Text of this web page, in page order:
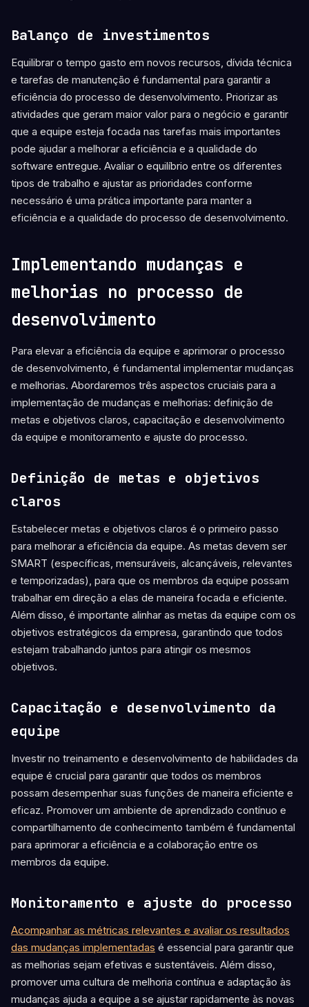
Balanço de investimentos
Equilibrar o tempo gasto em novos recursos, dívida técnica
e tarefas de manutenção é fundamental para garantir a
eficiência do processo de desenvolvimento. Priorizar as
atividades que geram maior valor para o negócio e garantir
que a equipe esteja focada nas tarefas mais importantes
pode ajudar a melhorar a eficiência e a qualidade do
software entregue. Avaliar o equilíbrio entre os diferentes
tipos de trabalho e ajustar as prioridades conforme
necessário é uma prática importante para manter a
eficiência e a qualidade do processo de desenvolvimento.
Implementando mudanças e
melhorias no processo de
desenvolvimento
Para elevar a eficiência da equipe e aprimorar o processo
de desenvolvimento, é fundamental implementar mudanças
e melhorias. Abordaremos três aspectos cruciais para a
implementação de mudanças e melhorias: definição de
metas e objetivos claros, capacitação e desenvolvimento
da equipe e monitoramento e ajuste do processo.
Definição de metas e objetivos
claros
Estabelecer metas e objetivos claros é o primeiro passo
para melhorar a eficiência da equipe. As metas devem ser
SMART (específicas, mensuráveis, alcançáveis, relevantes
e temporizadas), para que os membros da equipe possam
trabalhar em direção a elas de maneira focada e eficiente.
Além disso, é importante alinhar as metas da equipe com os
objetivos estratégicos da empresa, garantindo que todos
estejam trabalhando juntos para atingir os mesmos
objetivos.
Capacitação e desenvolvimento da
equipe
Investir no treinamento e desenvolvimento de habilidades da
equipe é crucial para garantir que todos os membros
possam desempenhar suas funções de maneira eficiente e
eficaz. Promover um ambiente de aprendizado contínuo e
compartilhamento de conhecimento também é fundamental
para aprimorar a eficiência e a colaboração entre os
membros da equipe.
Monitoramento e ajuste do processo
Acompanhar as métricas relevantes e avaliar os resultados
das mudanças implementadas é essencial para garantir que
as melhorias sejam efetivas e sustentáveis. Além disso,
promover uma cultura de melhoria contínua e adaptação às
mudanças ajuda a equipe a se ajustar rapidamente às novas